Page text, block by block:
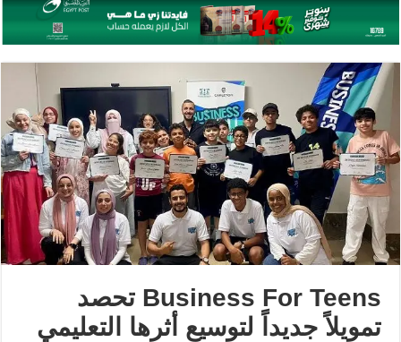
Business For Teens تحصد
تمويلاً جديداً لتوسيع أثرها التعليمي